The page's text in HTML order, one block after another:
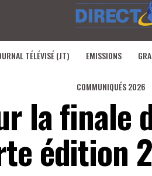
TÉLÉVISÉ (JT) EMISSIONS
COMMUNIQUÉS 2026
la finale
édition